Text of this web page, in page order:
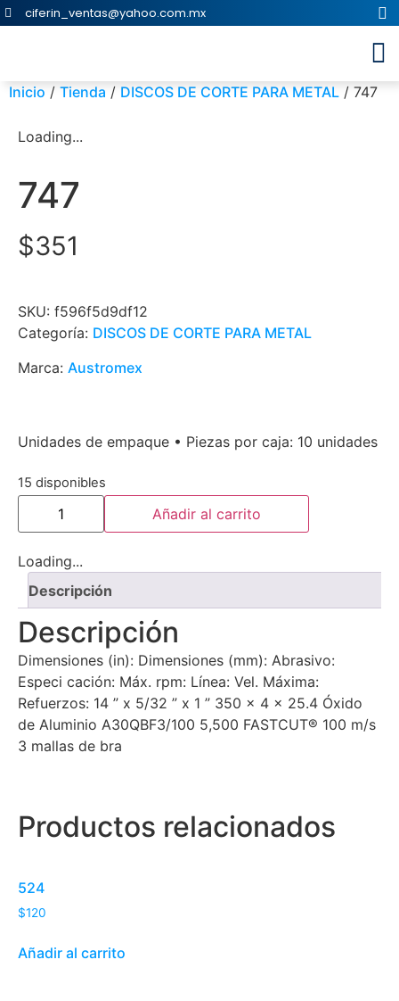
ciferin_ventas@yahoo.com.mx
Inicio / Tienda / DISCOS DE CORTE PARA METAL / 747
Loading...
747
$351
SKU: f596f5d9df12
Categoría: DISCOS DE CORTE PARA METAL
Marca: Austromex
Unidades de empaque • Piezas por caja: 10 unidades
15 disponibles
Añadir al carrito
Loading...
Descripción
Descripción
Dimensiones (in): Dimensiones (mm): Abrasivo:
Especi cación: Máx. rpm: Línea: Vel. Máxima:
Refuerzos: 14 ” x 5/32 ” x 1 ” 350 x 4 x 25.4 Óxido
de Aluminio A30QBF3/100 5,500 FASTCUT® 100 m/s
3 mallas de bra
Productos relacionados
524
$120
Añadir al carrito